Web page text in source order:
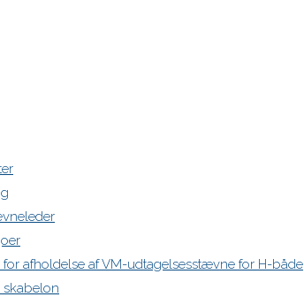
for afholdelse af VM-udtagelsesstævne for H-både
skabelon